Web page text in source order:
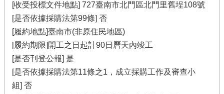
[收受投標文件地點] 727臺南市北門區北門里舊埕108號
[是否依據採購法第99條] 否
[履約地點]臺南市(非原住民地區)
[履約期限]開工之日起計90日曆天內竣工
[是否刊登公報] 是
[是否依據採購法第11條之1，成立採購工作及審查小
組] 否